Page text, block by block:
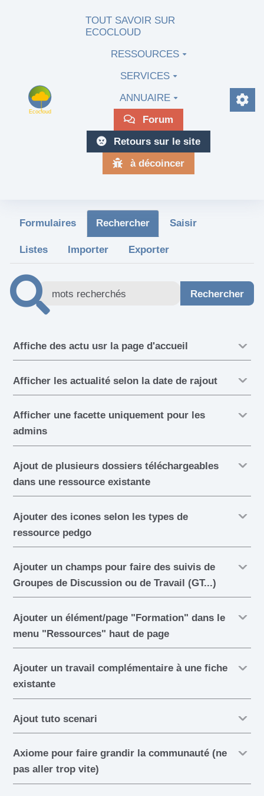
Aller au contenu principal
TOUT SAVOIR SUR
ECOCLOUD
RESSOURCES
SERVICES
ANNUAIRE
Forum
Retours sur le site
à décoincer
Formulaires Rechercher Saisir
Listes Importer Exporter
Affiche des actu usr la page d'accueil
Afficher les actualité selon la date de rajout
Afficher une facette uniquement pour les
admins
Ajout de plusieurs dossiers téléchargeables
dans une ressource existante
Ajouter des icones selon les types de
ressource pedgo
Ajouter un champs pour faire des suivis de
Groupes de Discussion ou de Travail (GT...)
Ajouter un élément/page "Formation" dans le
menu "Ressources" haut de page
Ajouter un travail complémentaire à une fiche
existante
Ajout tuto scenari
Axiome pour faire grandir la communauté (ne
pas aller trop vite)